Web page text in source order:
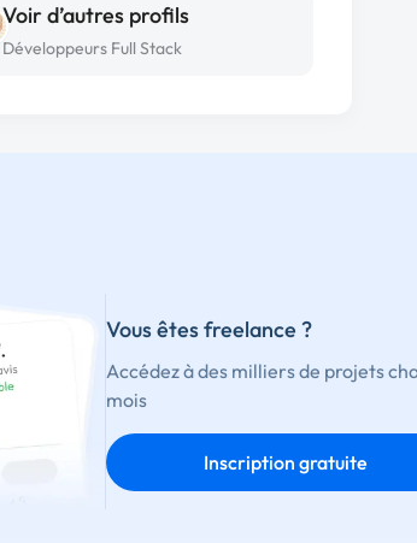
Voir d’autres profils
Développeurs Full Stack
Vous êtes freelance ?
Accédez à des milliers de projets
mois
Inscription gratuite